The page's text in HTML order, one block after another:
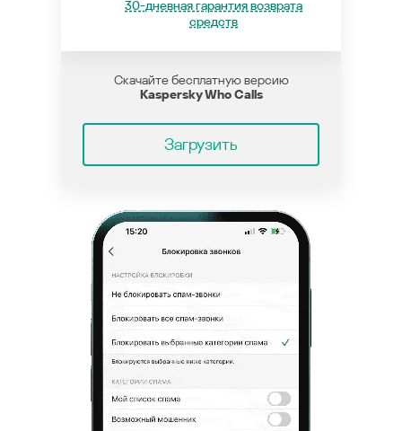
30-дневная гарантия возврата
средств
Скачайте бесплатную версию
Kaspersky Who Calls
Загрузить